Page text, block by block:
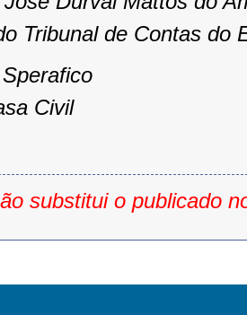
Tribunal de Contas do
Civil
substitui o publicado